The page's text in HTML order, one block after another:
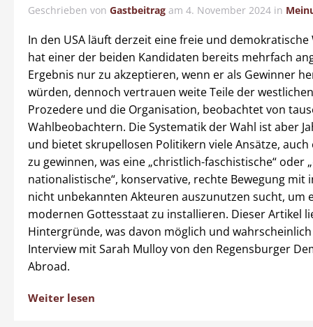
Geschrieben von Gastbeitrag am 4. November 2024 in
In den USA läuft derzeit eine freie und demokratische
hat einer der beiden Kandidaten bereits mehrfach
Ergebnis nur zu akzeptieren, wenn er als Gewinner
würden, dennoch vertrauen weite Teile der
Prozedere und die Organisation, beobachtet von
Wahlbeobachtern. Die Systematik der Wahl ist aber
und bietet skrupellosen Politikern viele Ansätze,
zu gewinnen, was eine „christlich-faschistische“ oder
nationalistische“, konservative, rechte Bewegung mit
nicht unbekannten Akteuren auszunutzen sucht, um
modernen Gottesstaat zu installieren. Dieser Artikel
Hintergründe, was davon möglich und
Interview mit Sarah Mulloy von den Regensburger
Abroad.
Weiter lesen